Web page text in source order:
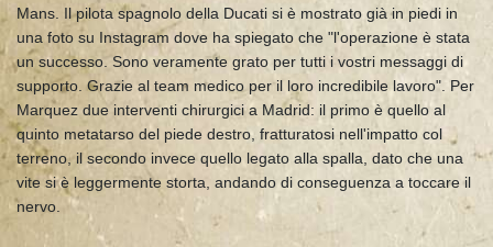
Mans. Il pilota spagnolo della Ducati si è mostrato già in piedi in
una foto su Instagram dove ha spiegato che "l'operazione è stata
un successo. Sono veramente grato per tutti i vostri messaggi di
supporto. Grazie al team medico per il loro incredibile lavoro". Per
Marquez due interventi chirurgici a Madrid: il primo è quello al
quinto metatarso del piede destro, fratturatosi nell'impatto col
terreno, il secondo invece quello legato alla spalla, dato che una
vite si è leggermente storta, andando di conseguenza a toccare il
nervo.